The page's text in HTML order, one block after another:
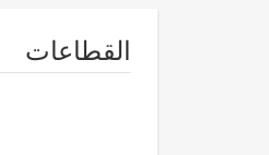
القطاعات